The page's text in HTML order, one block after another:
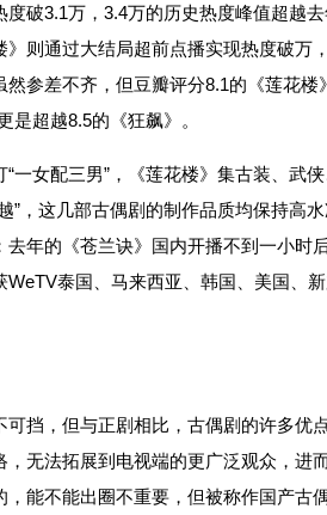
度破3.1万，3.4万的历史热度峰值超越
则通过大结局超前点播实现热度破万
参差不齐，但豆瓣评分8.1的《莲花楼
是超越8.5的《狂飙》。
一女配三男”，《莲花楼》集古装、武
”，这几部古偶剧的制作品质均保持高
去年的《苍兰诀》国内开播不到一小时
泰国、马来西亚、韩国、美国、
可挡，但与正剧相比，古偶剧的许多优
无法拓展到电视端的更广泛观众，进
，能不能出圈不重要，但被称作国产古